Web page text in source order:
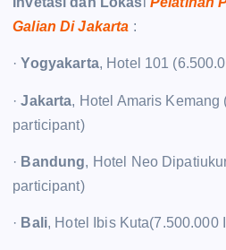
Galian Di Jakarta :
· Yogyakarta, Hotel 101
·Jakarta, Hotel Amaris Kemang
participant)
· Bandung, Hotel Neo
participant)
· Bali, Hotel Ibis Kuta(7.500.000